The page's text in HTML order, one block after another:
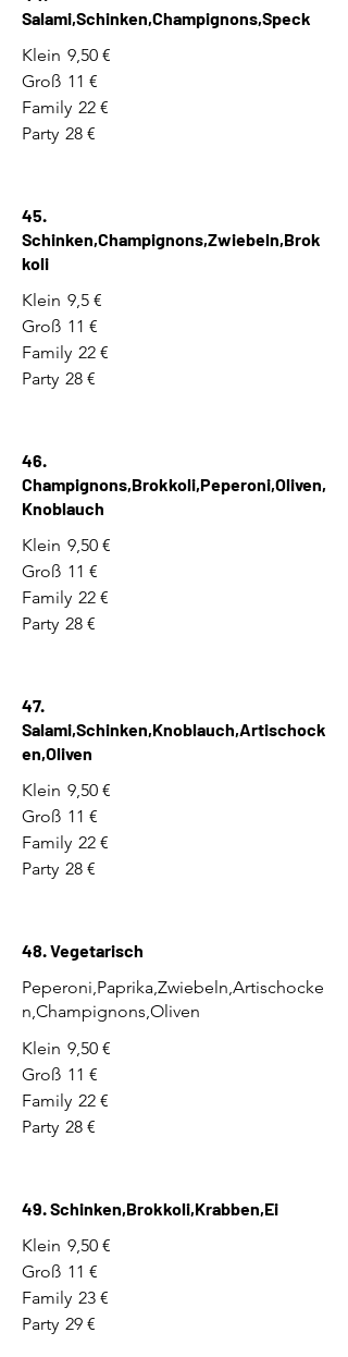
Salami,Schinken,Champignons,Speck
Klein 9,50 €
Groß 11 €
Family 22 €
Party 28 €
45.
Schinken,Champignons,Zwiebeln,Brok
koli
Klein 9,5 €
Groß 11 €
Family 22 €
Party 28 €
46.
Champignons,Brokkoli,Peperoni,Oliven,
Knoblauch
Klein 9,50 €
Groß 11 €
Family 22 €
Party 28 €
47.
Salami,Schinken,Knoblauch,Artischock
en,Oliven
Klein 9,50 €
Groß 11 €
Family 22 €
Party 28 €
48. Vegetarisch
Peperoni,Paprika,Zwiebeln,Artischocke
n,Champignons,Oliven
Klein 9,50 €
Groß 11 €
Family 22 €
Party 28 €
49. Schinken,Brokkoli,Krabben,Ei
Klein 9,50 €
Groß 11 €
Family 23 €
Party 29 €